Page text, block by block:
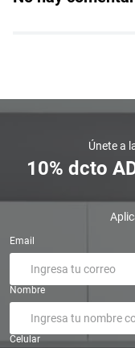
Únete a
10% dcto
Email
Nombre
Celular